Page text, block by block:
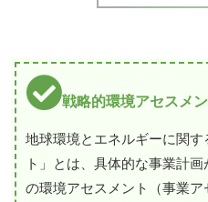
戦略的環境アセスメン
地球環境とエネルギーに関
ト」とは、具体的な事業計
の環境アセスメント（事業